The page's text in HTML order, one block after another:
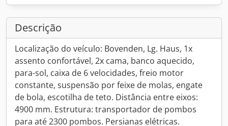
Descrição
Localização do veículo: Bovenden, Lg. Haus, 1x
assento confortável, 2x cama, banco aquecido,
para-sol, caixa de 6 velocidades, freio motor
constante, suspensão por feixe de molas, engate
de bola, escotilha de teto. Distância entre eixos:
4900 mm. Estrutura: transportador de pombos
para até 2300 pombos. Persianas elétricas.